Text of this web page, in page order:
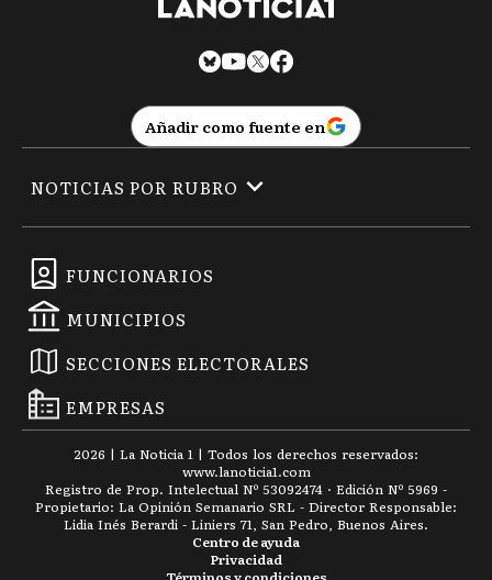
Añadir como fuente en
FUNCIONARIOS
MUNICIPIOS
SECCIONES ELECTORALES
EMPRESAS
NOTICIAS POR RUBRO
2026 | La Noticia 1 | Todos los derechos reservados:
www.lanoticia1.com
Registro de Prop. Intelectual Nº 53092474 · Edición Nº 5969 -
Propietario: La Opinión Semanario SRL - Director Responsable:
Lidia Inés Berardi - Liniers 71, San Pedro, Buenos Aires.
Privacidad
Centro de ayuda